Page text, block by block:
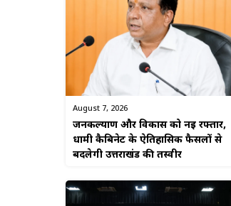
August 7, 2026
जनकल्याण और विकास को नई रफ्तार,
धामी कैबिनेट के ऐतिहासिक फैसलों से
बदलेगी उत्तराखंड की तस्वीर